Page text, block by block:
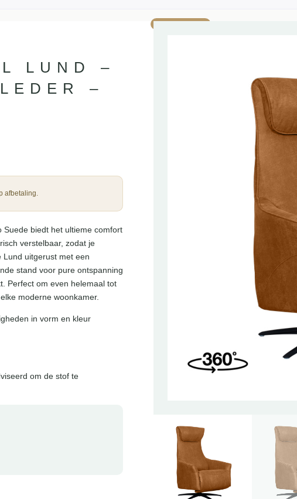
LUND –
–
afbetaling.
Suede biedt het ultieme comfort
verstelbaar, zodat je
Lund uitgerust met een
stand voor pure ontspanning
Perfect om even helemaal tot
moderne woonkamer.
in vorm en kleur
om de stof te